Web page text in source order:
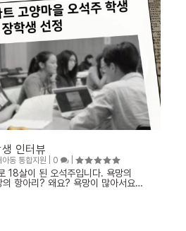
인터뷰
아동 통합지원 0
18살이 된 오석주입니다. 욕망의
항아리? 왜요? 욕망이 많아서요…